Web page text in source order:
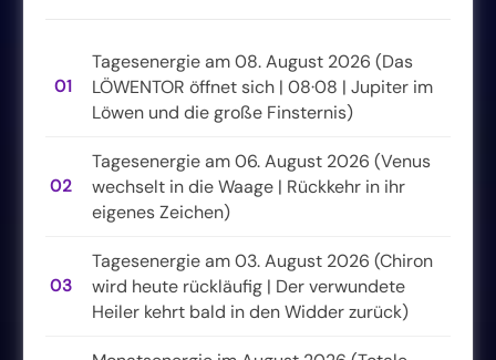
01
Tagesenergie am 08. August 2026 (Das
LÖWENTOR öffnet sich | 08·08 | Jupiter im
Löwen und die große Finsternis)
02
Tagesenergie am 06. August 2026 (Venus
wechselt in die Waage | Rückkehr in ihr
eigenes Zeichen)
03
Tagesenergie am 03. August 2026 (Chiron
wird heute rückläufig | Der verwundete
Heiler kehrt bald in den Widder zurück)